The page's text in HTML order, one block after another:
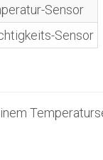
Sensor
Sensor